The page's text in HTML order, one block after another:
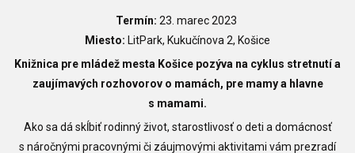
Termín: 23. marec 2023
Miesto: LitPark, Kukučínova 2, Košice
Knižnica pre mládež mesta Košice pozýva na cyklus stretnutí a
zaujímavých rozhovorov o mamách, pre mamy a hlavne
s mamami.
Ako sa dá skĺbiť rodinný život, starostlivosť o deti a domácnosť
s náročnými pracovnými či záujmovými aktivitami vám prezradí